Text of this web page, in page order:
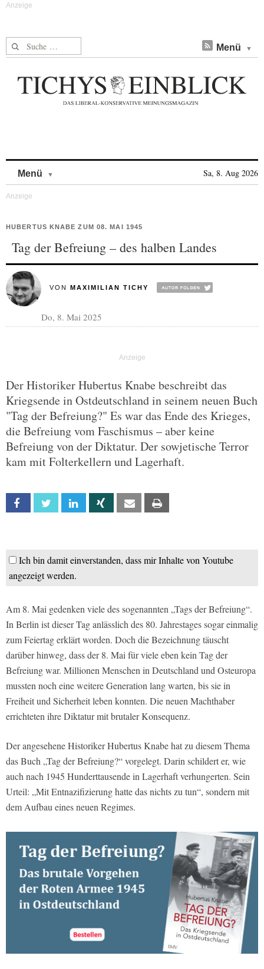
Suche nach: Menü
Menü Sa, 8. Aug 2026
HUBERTUS KNABE ZUM 08. MAI 1945
Tag der Befreiung – des halben Landes
VON MAXIMILIAN TICHY
Do, 8. Mai 2025
Der Historiker Hubertus Knabe beschreibt das
Kriegsende in Ostdeutschland in seinem neuen Buch
"Tag der Befreiung?" Es war das Ende des Krieges,
die Befreiung vom Faschismus – aber keine
Befreiung von der Diktatur. Der sowjetische Terror
kam mit Folterkellern und Lagerhaft.
Facebook Twitter Linkedin Xing Email
Ich bin damit einverstanden, dass mir Inhalte von Youtube
angezeigt werden.
Am 8. Mai gedenken viele des sogenannten „Tags der Befreiung“.
In Berlin ist dieser Tag anlässlich des 80. Jahrestages sogar einmalig
zum Feiertag erklärt worden. Doch die Bezeichnung täuscht
darüber hinweg, dass der 8. Mai für viele eben kein Tag der
Befreiung war. Millionen Menschen in Deutschland und Osteuropa
mussten noch eine weitere Generation lang warten, bis sie in
Freiheit und Sicherheit leben konnten. Die neuen Machthaber
errichteten ihre Diktatur mit brutaler Konsequenz.
Der angesehene Historiker Hubertus Knabe hat zu diesem Thema
das Buch „Tag der Befreiung?“ vorgelegt. Darin schildert er, wie
auch nach 1945 Hunderttausende in Lagerhaft verhungerten. Sein
Urteil: „Mit Entnazifizierung hatte das nichts zu tun“, sondern mit
dem Aufbau eines neuen Regimes.